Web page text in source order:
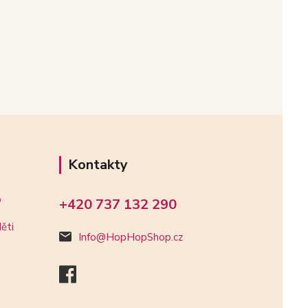
Kontakty
+420 737 132 290
Info@HopHopShop.cz